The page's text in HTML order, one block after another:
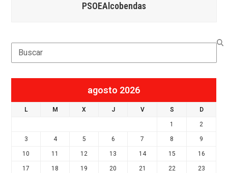
PSOEAlcobendas
Search
agosto 2026
L M X J V S D
1 2
3 4 5 6 7 8 9
10 11 12 13 14 15 16
17 18 19 20 21 22 23